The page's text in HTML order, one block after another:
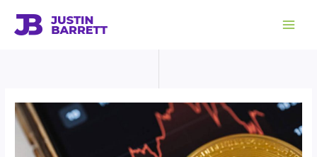
content